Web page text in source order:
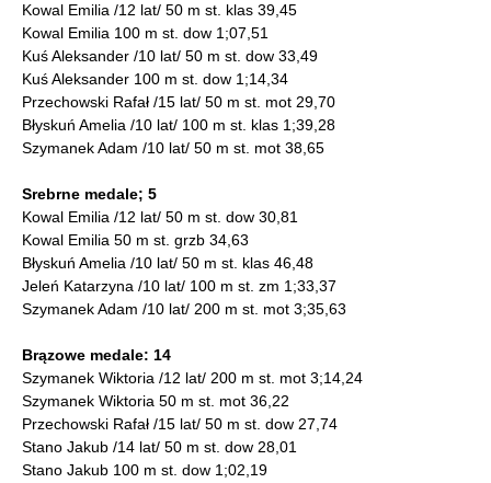
Kowal Emilia /12 lat/ 50 m st. klas 39,45
Kowal Emilia 100 m st. dow 1;07,51
Kuś Aleksander /10 lat/ 50 m st. dow 33,49
Kuś Aleksander 100 m st. dow 1;14,34
Przechowski Rafał /15 lat/ 50 m st. mot 29,70
Błyskuń Amelia /10 lat/ 100 m st. klas 1;39,28
Szymanek Adam /10 lat/ 50 m st. mot 38,65
Srebrne medale; 5
Kowal Emilia /12 lat/ 50 m st. dow 30,81
Kowal Emilia 50 m st. grzb 34,63
Błyskuń Amelia /10 lat/ 50 m st. klas 46,48
Jeleń Katarzyna /10 lat/ 100 m st. zm 1;33,37
Szymanek Adam /10 lat/ 200 m st. mot 3;35,63
Brązowe medale: 14
Szymanek Wiktoria /12 lat/ 200 m st. mot 3;14,24
Szymanek Wiktoria 50 m st. mot 36,22
Przechowski Rafał /15 lat/ 50 m st. dow 27,74
Stano Jakub /14 lat/ 50 m st. dow 28,01
Stano Jakub 100 m st. dow 1;02,19